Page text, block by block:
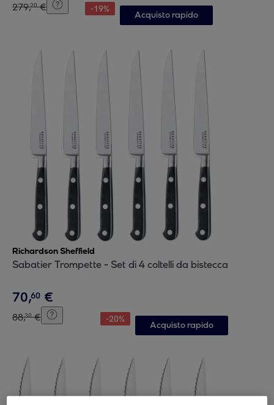
279,20 € -19%
Acquisto rapido
Richardson Sheffield
Sabatier Trompette - Set di 4 coltelli da bistecca
70,60 €
88,30 € -20%
Acquisto rapido